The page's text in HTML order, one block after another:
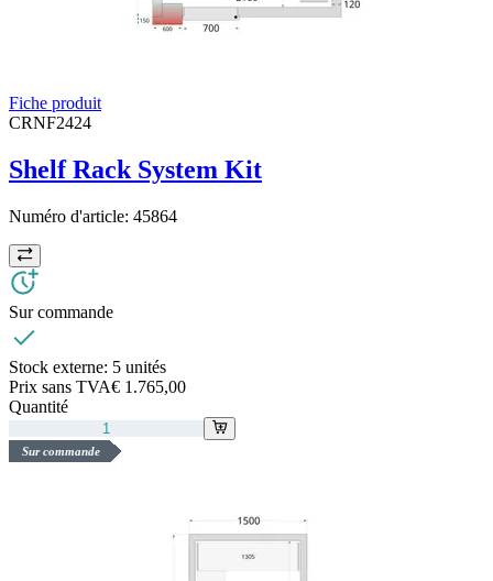
Fiche produit
CRNF2424
Shelf Rack System Kit
Numéro d'article: 45864
Sur commande
Stock externe: 5 unités
Prix sans TVA€ 1.765,00
Quantité
Sur commande